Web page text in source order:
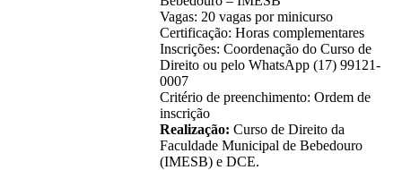
Vagas: 20 vagas por minicurso
Certificação: Horas complementares
Inscrições: Coordenação do Curso de
Direito ou pelo WhatsApp (17) 99121-
0007
Critério de preenchimento: Ordem de
inscrição
Realização: Curso de Direito da
Faculdade Municipal de Bebedouro
(IMESB) e DCE.